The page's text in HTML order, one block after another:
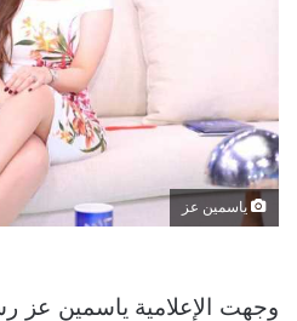
ياسمين عز
وجهت الإعلامية ياسمين عز